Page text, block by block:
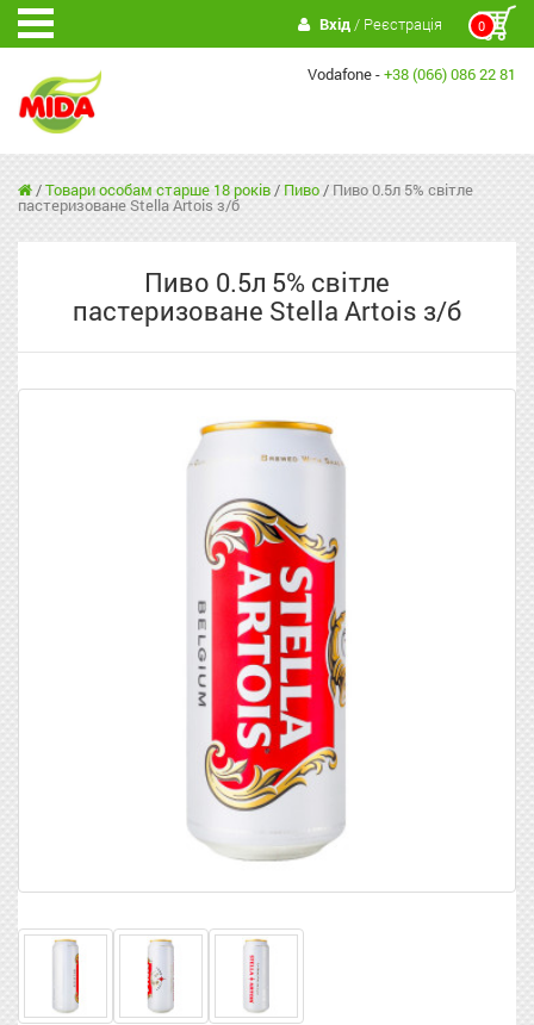
0
Вхід/ Реєстрація
Vodafone -+38 (066) 086 22 81
/Товари особам старше 18 років/ Пиво/ Пиво 0.5л 5% світле
пастеризоване Stella Artois з/б
Пиво 0.5л 5% світле
пастеризоване Stella Artois з/б